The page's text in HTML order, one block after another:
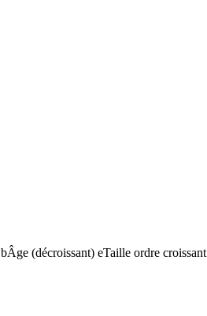
bÂge (décroissant) eTaille ordre croissant